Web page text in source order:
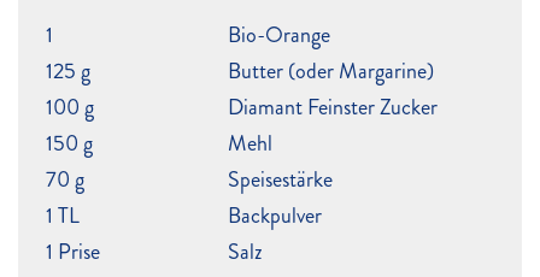
1
Bio-Orange
125 g
Butter (oder Margarine)
100 g
Diamant Feinster Zucker
150 g
Mehl
70 g
Speisestärke
1 TL
Backpulver
1 Prise
Salz